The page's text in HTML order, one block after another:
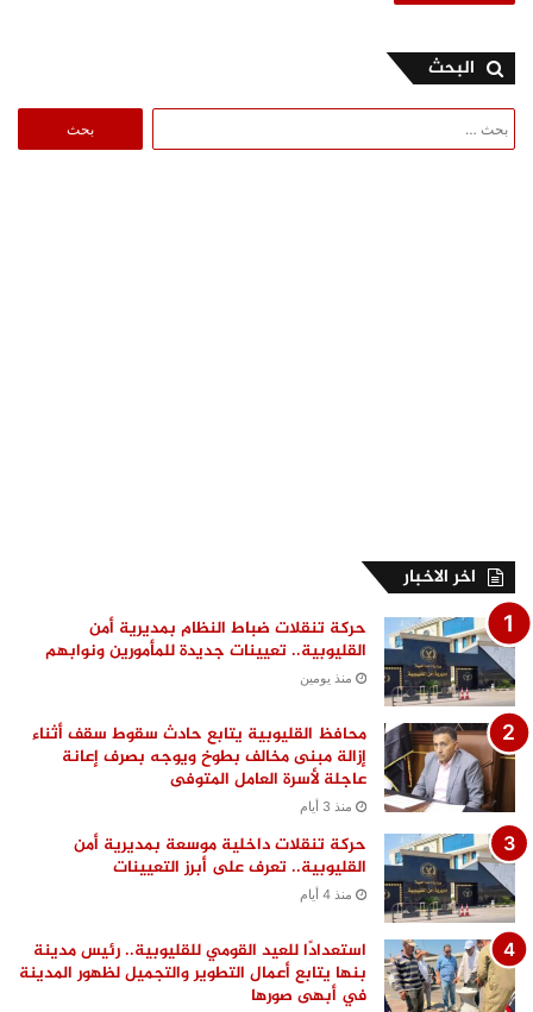
البحث
عن:
اخر الاخبار
حركة تنقلات ضباط النظام بمديرية أمن
القليوبية.. تعيينات جديدة للمأمورين ونوابهم
منذ يومين
محافظ القليوبية يتابع حادث سقوط سقف أثناء
إزالة مبنى مخالف بطوخ ويوجه بصرف إعانة
عاجلة لأسرة العامل المتوفى
منذ 3 أيام
حركة تنقلات داخلية موسعة بمديرية أمن
القليوبية.. تعرف على أبرز التعيينات
منذ 4 أيام
استعدادًا للعيد القومي للقليوبية.. رئيس مدينة
بنها يتابع أعمال التطوير والتجميل لظهور المدينة
في أبهى صورها